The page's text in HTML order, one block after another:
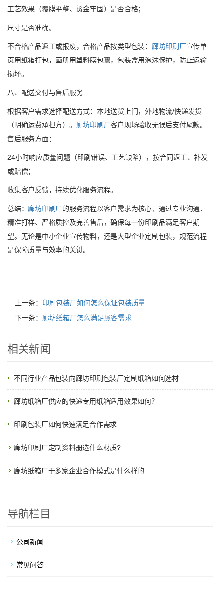
工艺效果（覆膜平整、烫金牢固）是否合格；
尺寸是否准确。
不合格产品返工或报废，合格产品按类型包装： 廊坊印刷厂宣传单
页用纸箱打包，画册用塑料膜包裹，包装盒用泡沫保护，防止运输
损坏。
八、配送交付与售后服务
根据客户需求选择配送方式：本地送货上门，外地物流/快递发货
（明确运费承担方）。 廊坊印刷厂客户现场验收无误后支付尾款。
售后服务方面：
24小时响应质量问题（印刷错误、工艺缺陷），按合同返工、补发
或赔偿；
收集客户反馈，持续优化服务流程。
总结： 廊坊印刷厂的服务流程以客户需求为核心，通过专业沟通、
精准打样、严格质控及完善售后，确保每一份印刷品满足客户期
望。无论是中小企业宣传物料，还是大型企业定制包装，规范流程
是保障质量与效率的关键。
上一条： 印刷包装厂如何怎么保证包装质量
下一条： 廊坊纸箱厂怎么满足顾客需求
相关新闻
不同行业产品包装向廊坊印刷包装厂定制纸箱如何选材
廊坊纸箱厂供应的快递专用纸箱适用效果如何？
印刷包装厂如何快速满足合作需求
廊坊印刷厂定制资料册选什么材质?
廊坊纸箱厂于多家企业合作模式是什么样的
导航栏目
公司新闻
常见问答